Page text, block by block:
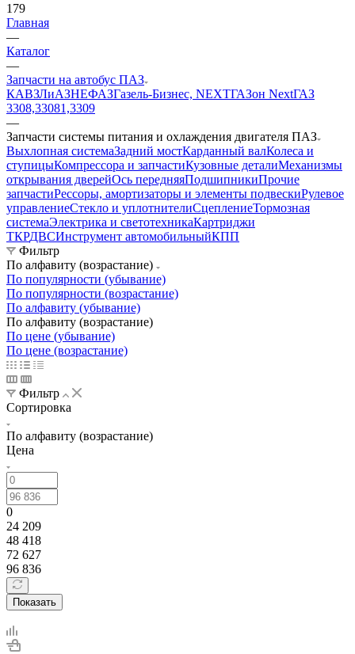
179
Главная
—
Каталог
—
Запчасти на автобус ПАЗ
КАВЗЛиАЗНЕФАЗГазель-Бизнес, NEXTГАЗон NextГАЗ
3308,33081,3309
—
Запчасти системы питания и охлаждения двигателя ПАЗ
Выхлопная системаЗадний мостКарданный валКолеса и
ступицыКомпрессора и запчастиКузовные деталиМеханизмы
открывания дверейОсь передняяПодшипникиПрочие
запчастиРессоры, амортизаторы и элементы подвескиРулевое
управлениеСтекло и уплотнителиСцеплениеТормозная
системаЭлектрика и светотехникаКартриджи
ТКРДВСИнструмент автомобильныйКПП
Фильтр
По алфавиту (возрастание)
По популярности (убывание)
По популярности (возрастание)
По алфавиту (убывание)
По алфавиту (возрастание)
По цене (убывание)
По цене (возрастание)
Фильтр
Сортировка
По алфавиту (возрастание)
Цена
0
24 209
48 418
72 627
96 836
Показать